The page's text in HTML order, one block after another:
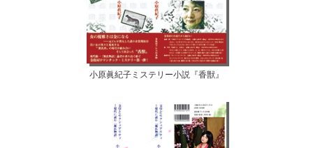
小原眞紀子ミステリー小説『香獣』